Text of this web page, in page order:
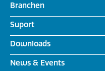
Branchen
Suport
Downloads
News & Events